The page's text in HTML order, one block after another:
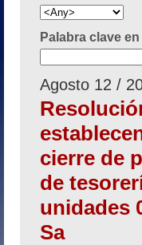
Palabra clave
Agosto 12 /
cierre de
de
unidades
Sa